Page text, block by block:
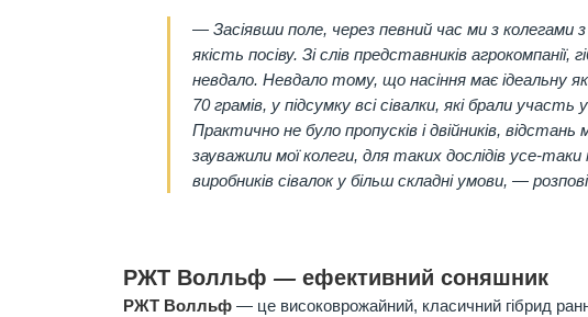
— Засіявши поле, через певний час ми з колегами
якість посіву. Зі слів представників
невдало. Невдало тому, що насіння має ідеальну
70 грамів, у підсумку всі сівалки, які брали
Практично не було пропусків і двійників,
зауважили мої колеги, для таких дослідів усе-
виробників сівалок у більш складні умови, —
РЖТ Волльф — ефективний соняшник
РЖТ Волльф — це високоврожайний, класичний гібрид